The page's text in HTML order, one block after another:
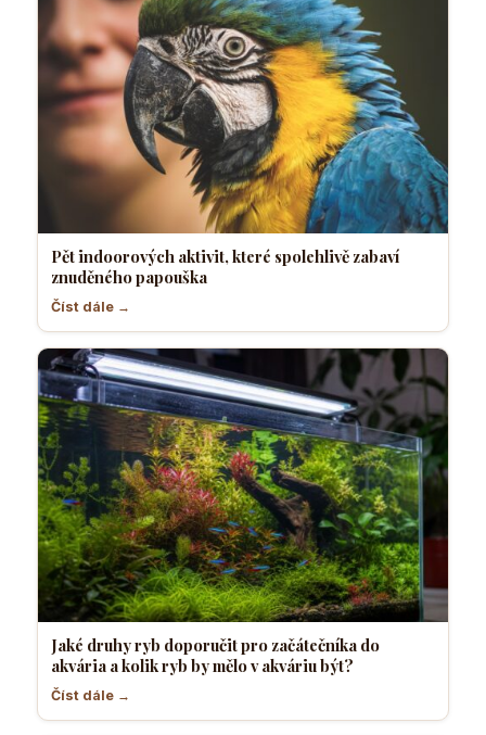
Pět indoorových aktivit, které spolehlivě zabaví
znuděného papouška
Číst dále →
Jaké druhy ryb doporučit pro začátečníka do
akvária a kolik ryb by mělo v akváriu být?
Číst dále →